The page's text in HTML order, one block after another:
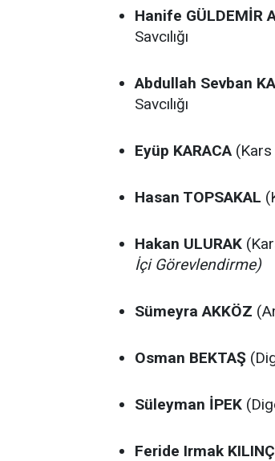
Hanife GÜLDEMİR
Savcılığı
Abdullah Sevban
Savcılığı
Eyüp KARACA (Kars
Hasan TOPSAKAL
Hakan ULURAK
İçi Görevlendirme)
Sümeyra AKKÖZ
Osman BEKTAŞ
Süleyman İPEK
Feride Irmak KILINÇ